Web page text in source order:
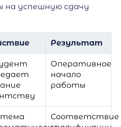
на успешную сдачу
Результат
Оперативное
начало
работы
Соответствие